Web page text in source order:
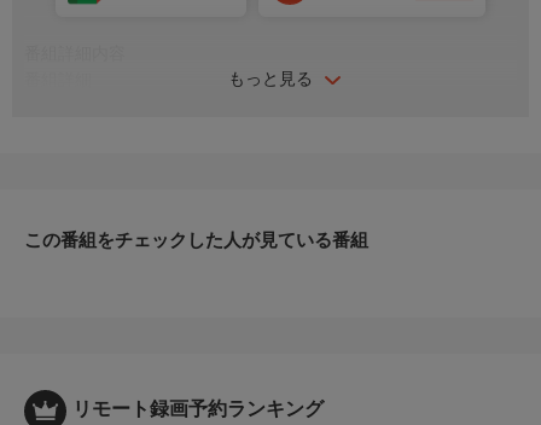
もっと見る
この番組をチェックした人が見ている番組
リモート録画予約ランキング